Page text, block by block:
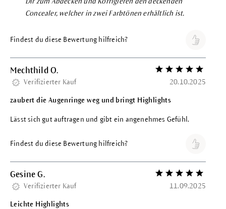
Concealer, welcher in zwei Farbtönen erhältlich ist.
Findest du diese Bewertung hilfreich?
Mechthild O. Bewertung mit 5
Verifizierter Kauf 20.10.2025
zaubert die Augenringe weg und bringt Highlights
Lässt sich gut auftragen und gibt ein angenehmes Gefühl.
Findest du diese Bewertung hilfreich?
Gesine G. Bewertung mit 5
Verifizierter Kauf 11.09.2025
Leichte Highlights